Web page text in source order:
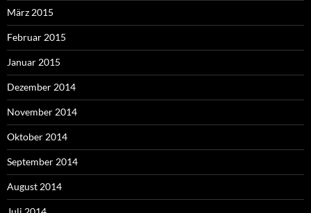
März 2015
Februar 2015
Januar 2015
Dezember 2014
November 2014
Oktober 2014
September 2014
August 2014